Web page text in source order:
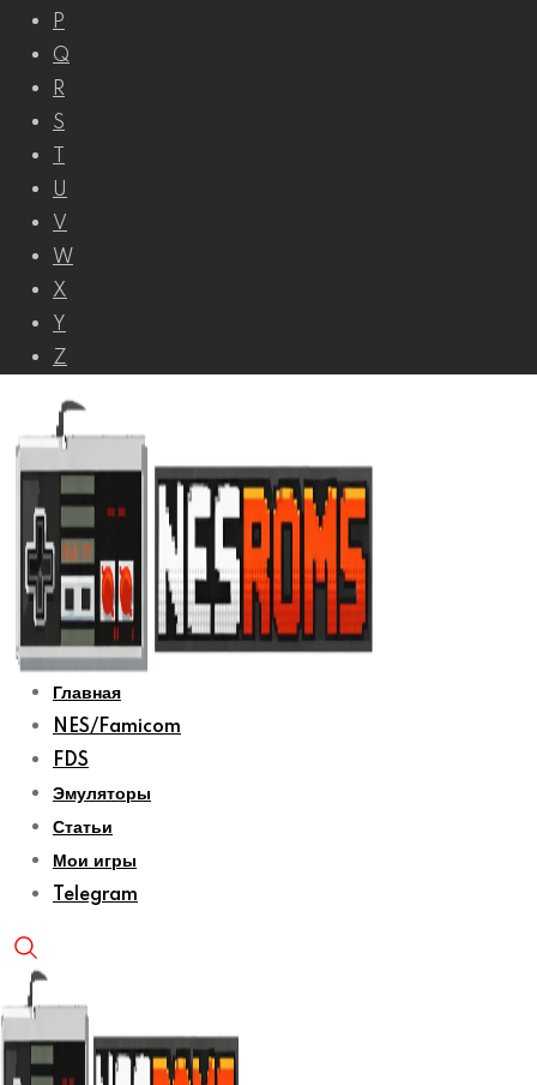
P
Q
R
S
U
V
W
X
Y
Z
Главная
NES/Famicom
FDS
Эмуляторы
Статьи
Мои игры
Telegram